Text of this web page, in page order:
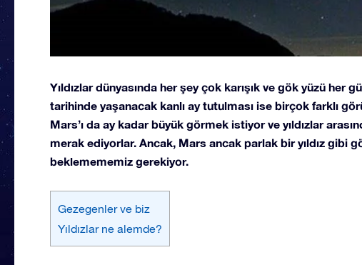
Yıldızlar dünyasında her şey çok karışık ve gök yüzü her
tarihinde yaşanacak kanlı ay tutulması ise birçok farklı
Mars’ı da ay kadar büyük görmek istiyor ve yıldızlar
merak ediyorlar. Ancak, Mars ancak parlak bir yıldız gibi
beklemememiz gerekiyor.
Gezegenler ve biz
Yıldızlar ne alemde?